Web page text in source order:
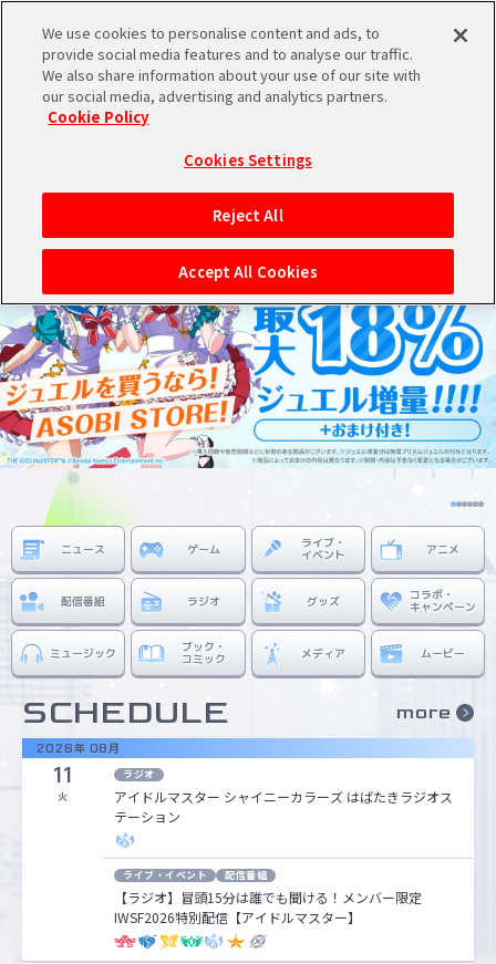
スケジュール 検索
バンダイナムコIDで
アイドルマスター ポータルへの登録について
シリアルコード・
あいことば
活動履歴
閲覧履歴・購入履歴 Pレポ
チェックイン お気に入り
マイスケジュール メモ
マイデスク設定変更 バンダイナムコID Link設定
THE IDOL
M@STER
シンデレラ
ガールズ
シャイニー 学園
ニュース ゲーム ライブ・
イベント アニメ
配信番組 ラジオ グッズ コラボ・
キャンペーン
ミュージック ブック・
コミック メディア ムービー
SCHEDULE more
2026年 08月
11
火
ラジオ
アイドルマスター シャイニーカラーズ はばたきラジオス
テーション
ライブ・イベント 配信番組
【ラジオ】冒頭15分は誰でも聞ける！メンバー限定
IWSF2026特別配信【アイドルマスター】
We use cookies to personalise content and ads, to
provide social media features and to analyse our traffic.
We also share information about your use of our site with
our social media, advertising and analytics partners.
Cookie Policy
Cookies Settings
Reject All
Accept All Cookies